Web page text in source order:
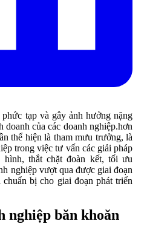
tạp và gây ảnh hưởng nặng
doanh của các doanh nghiệp.hơn
thể hiện là tham mưu trưởng, là
trong việc tư vấn các giải pháp
thắt chặt đoàn kết, tối ưu
nghiệp vượt qua được giai đoạn
bị cho giai đoạn phát triển
nghiệp băn khoăn